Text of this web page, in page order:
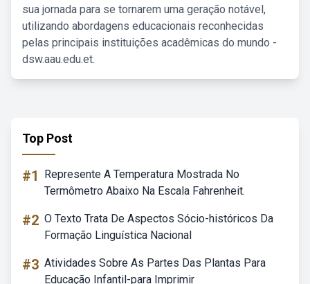
sua jornada para se tornarem uma geração notável,
utilizando abordagens educacionais reconhecidas
pelas principais instituições acadêmicas do mundo -
dsw.aau.edu.et.
Top Post
#1
Represente A Temperatura Mostrada No
Termômetro Abaixo Na Escala Fahrenheit.
#2 O Texto Trata De Aspectos Sócio-históricos Da
Formação Linguística Nacional
#3 Atividades Sobre As Partes Das Plantas Para
Educação Infantil-para Imprimir